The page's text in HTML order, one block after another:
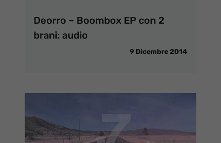
Deorro – Boombox EP con 2
brani: audio
9 Dicembre 2014